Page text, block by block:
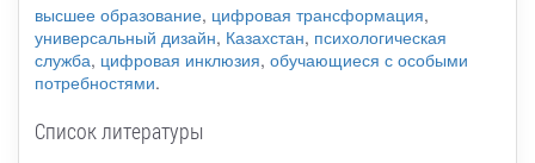
высшее образование, цифровая трансформация,
универсальный дизайн, Казахстан, психологическая
служба, цифровая инклюзия, обучающиеся с особыми
потребностями.
Список литературы